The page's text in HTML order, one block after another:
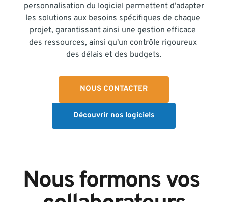
personnalisation du logiciel permettent d’adapter
les solutions aux besoins spécifiques de chaque
projet, garantissant ainsi une gestion efficace
des ressources, ainsi qu'un contrôle rigoureux
des délais et des budgets.
NOUS CONTACTER
Découvrir nos logiciels
Nous formons vos